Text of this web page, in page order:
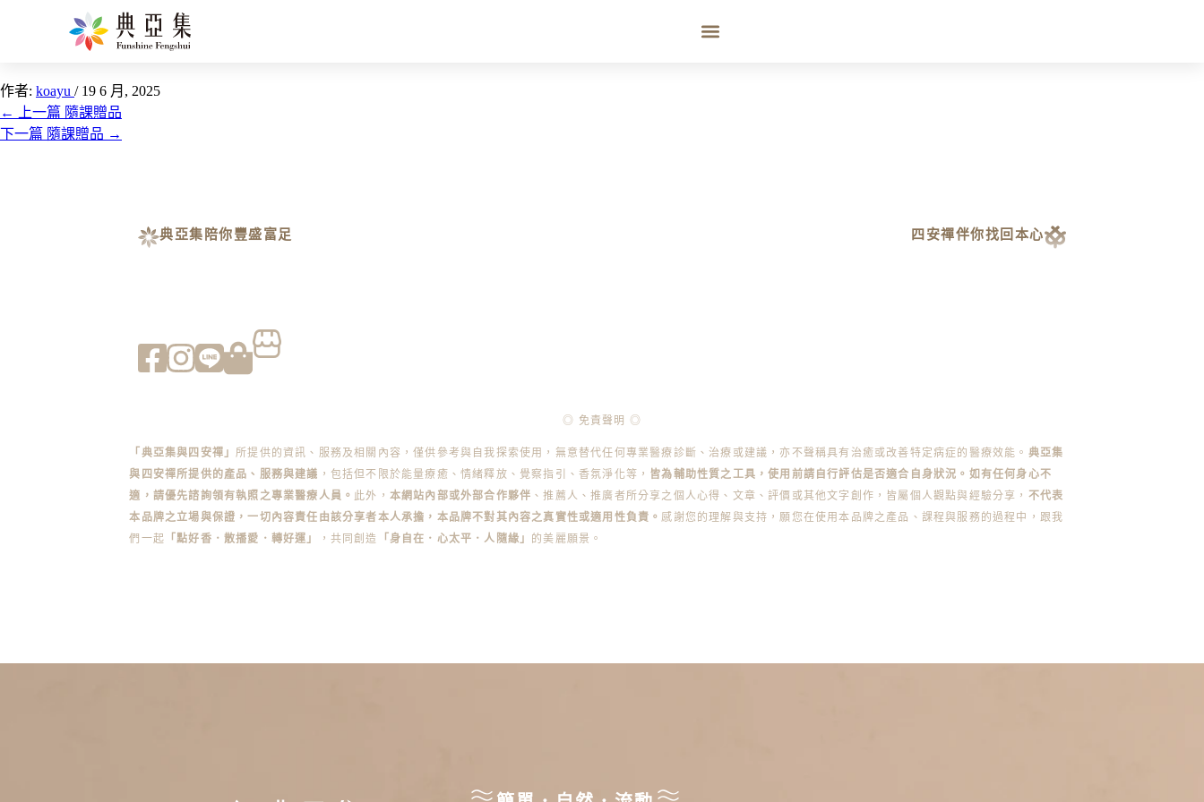
如意香盤
作者: koayu / 19 6 月, 2025
←
上一篇 隨課贈品
下一篇 隨課贈品 →
典亞集陪你豐盛富足 四安禪伴你找回本心
◎ 免責聲明 ◎
「典亞集與四安禪」所提供的資訊、服務及相關內容，僅供參考與自我探索使用，無意替代任何專業醫療診斷、治療或建議，亦不聲稱具有治癒或改善特定病症的醫療效能。 典亞集
與四安禪所提供的產品、服務與建議 ，包括但不限於能量療癒、情緒釋放、覺察指引、香氛淨化等， 皆為輔助性質之工具，使用前請自行評估是否適合自身狀況。如有任何身心不
適，請優先諮詢領有執照之專業醫療人員。 此外， 本網站內部或外部合作夥伴 、推薦人、推廣者所分享之個人心得、文章、評價或其他文字創作，皆屬個人觀點與經驗分享， 不代表
本品牌之立場與保證，一切內容責任由該分享者本人承擔，本品牌不對其內容之真實性或適用性負責。感謝您的理解與支持，願您在使用本品牌之產品、課程與服務的過程中，跟我
們一起 「點好香．散播愛．轉好運」 ，共同創造 「身自在．心太平．人隨緣」 的美麗願景。